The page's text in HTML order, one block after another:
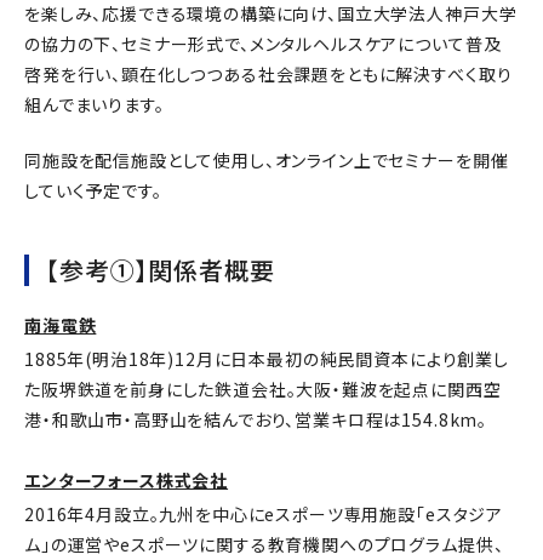
を楽しみ、応援できる環境の構築に向け、国立大学法人神戸大学
の協力の下、セミナー形式で、メンタルヘルスケアについて普及
啓発を行い、顕在化しつつある社会課題をともに解決すべく取り
組んでまいります。
同施設を配信施設として使用し、オンライン上でセミナーを開催
していく予定です。
【参考①】関係者概要
南海電鉄
1885年(明治18年)12月に日本最初の純民間資本により創業し
た阪堺鉄道を前身にした鉄道会社。大阪・難波を起点に関西空
港・和歌山市・高野山を結んでおり、営業キロ程は154.8km。
エンターフォース株式会社
2016年4月設立。九州を中心にeスポーツ専用施設「eスタジア
ム」の運営やeスポーツに関する教育機関へのプログラム提供、